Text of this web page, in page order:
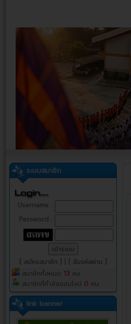
ระบบสมาชิก
Username :
Password :
[ สมัครสมาชิก ]
[ ลืมรหัสผ่าน ]
สมาชิกทั้งหมด 13 คน
สมาชิกที่กำลังออนไลน์ 0 คน
link banner